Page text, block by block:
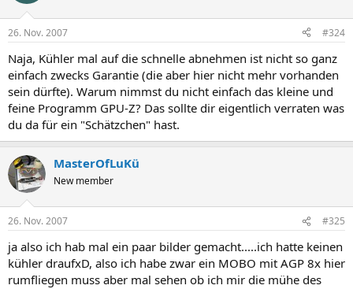
26. Nov. 2007 #324
Naja, Kühler mal auf die schnelle abnehmen ist nicht so ganz
einfach zwecks Garantie (die aber hier nicht mehr vorhanden
sein dürfte). Warum nimmst du nicht einfach das kleine und
feine Programm GPU-Z? Das sollte dir eigentlich verraten was
du da für ein "Schätzchen" hast.
MasterOfLuKü
New member
26. Nov. 2007 #325
ja also ich hab mal ein paar bilder gemacht.....ich hatte keinen
kühler draufxD, also ich habe zwar ein MOBO mit AGP 8x hier
rumfliegen muss aber mal sehen ob ich mir die mühe des